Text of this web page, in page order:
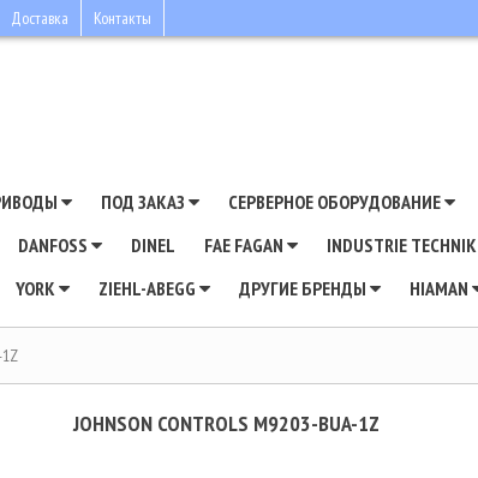
Доставка Контакты
ПОД ЗАКАЗ СЕРВЕРНОЕ ОБОРУДОВАНИЕ
DANFOSS DINEL FAE FAGAN INDUSTRIE TECHNIK
YORK ZIEHL-ABEGG ДРУГИЕ БРЕНДЫ HIAMAN
JOHNSON CONTROLS M9203-BUA-1Z